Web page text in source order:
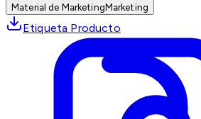
Material de MarketingMarketing
Etiqueta Producto